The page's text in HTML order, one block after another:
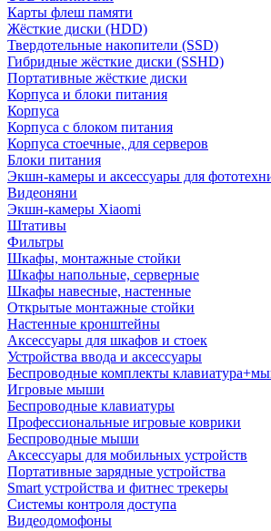
Карты флеш памяти
Жёсткие диски (HDD)
Твердотельные накопители (SSD)
Гибридные жёсткие диски (SSHD)
Портативные жёсткие диски
Корпуса и блоки питания
Корпуса
Корпуса с блоком питания
Корпуса стоечные, для серверов
Блоки питания
Экшн-камеры и аксессуары для
Видеоняни
Экшн-камеры Xiaomi
Штативы
Фильтры
Шкафы, монтажные стойки
Шкафы напольные, серверные
Шкафы навесные, настенные
Открытые монтажные стойки
Настенные кронштейны
Аксессуары для шкафов и стоек
Устройства ввода и аксессуары
Беспроводные комплекты
Игровые мыши
Беспроводные клавиатуры
Профессиональные игровые коврики
Беспроводные мыши
Аксессуары для мобильных устройств
Портативные зарядные устройства
Smart устройства и фитнес трекеры
Системы контроля доступа
Видеодомофоны